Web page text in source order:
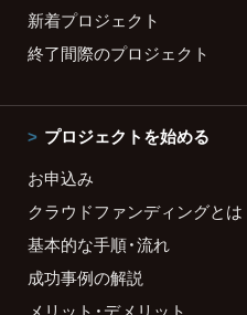
新着プロジェクト
終了間際のプロジェクト
プロジェクトを始める
お申込み
クラウドファンディングとは
基本的な手順・流れ
成功事例の解説
メリット・デメリット